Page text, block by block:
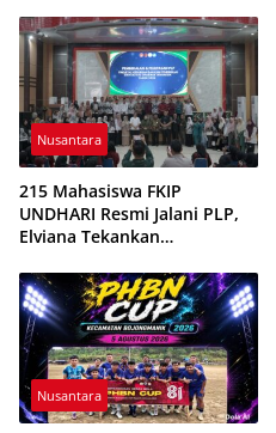
Nusantara
215 Mahasiswa FKIP
UNDHARI Resmi Jalani PLP,
Elviana Tekankan
dan Profesionalisme Calon
Guru
Nusantara